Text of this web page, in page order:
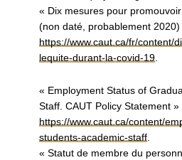
« Dix mesures pour
(non daté, probablement 2020)
https://www.caut.ca/fr/content/
lequite-durant-la-covid-19.
« Employment Status of
Staff. CAUT Policy Statement
https://www.caut.ca/content/
students-academic-staff.
« Statut de membre du